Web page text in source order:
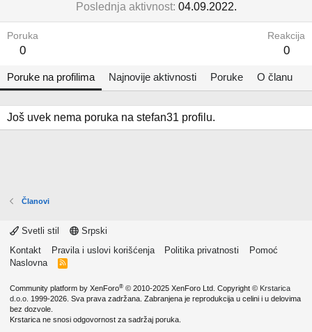
Poslednja aktivnost 04.09.2022.
Poruka
0
Reakcija
0
Poruke na profilima Najnovije aktivnosti Poruke O članu
Još uvek nema poruka na stefan31 profilu.
Članovi
Svetli stil
Srpski
Kontakt
Pravila i uslovi korišćenja Politika privatnosti
Pomoć
Naslovna
R
Community platform by XenForo® © 2010-2025 XenForo Ltd. Copyright © Krstarica
d.o.o. 1999-2026. Sva prava zadržana. Zabranjena je reprodukcija u celini i u delovima
bez dozvole.
Krstarica ne snosi odgovornost za sadržaj poruka.